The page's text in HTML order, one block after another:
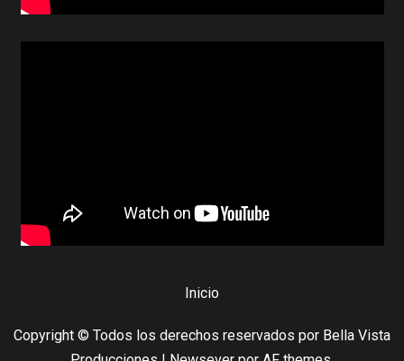
Inicio
Copyright © Todos los derechos reservados por Bella Vista